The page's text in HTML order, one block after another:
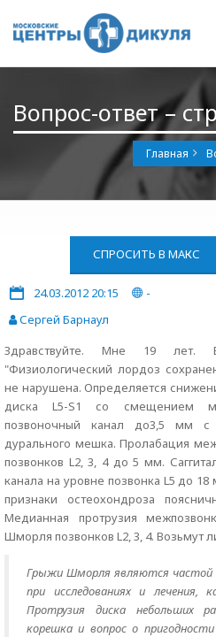
Вопрос-ответ –
Главная
СПРОСИТЬ В МАКС
24.03.2012 20:15
-
Сергей Барнаул
Здравствуйте. Мне 19 лет.
"Физиологический лордоз
не нарушена. Определяется
диска L5-S1 со смещением
позвоночный канал до3,5 мм с
дурального мешка. Пролабация
позвонков L2, 3, 4 до 5 мм.
канала на уровне позвонка L5 до
признаки остеохондроза
Медианная протрузия
Шморля позвонков L2, 3, 4. Возьмут
Грыжи Шморля являются частой
при исследованиях и лечения,
Протрузия диска небольших
корешка и вопрос о